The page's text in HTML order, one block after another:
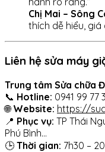
Chị Mai – Sông
thích dễ hiểu, giá
Liên hệ sửa máy
Trung tâm Sửa chữa
📞 Hotline: 0941 99 77
🌐Website: https://
📍 Phục vụ: TP Thái
Phú Bình…
🕒 Thời gian: 7h30 –